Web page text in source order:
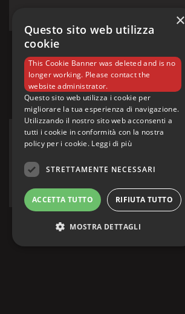
17 18
24 25 26 27
1 2 3
×
Questo sito web utilizza
cookie
This Cookie Banner was deleted and is no
longer working. Please contact the
website administrator.
Questo sito web utilizza i cookie per
migliorare la tua esperienza di navigazione.
Utilizzando il nostro sito web acconsenti a
tutti i cookie in conformità con la nostra
policy per i cookie. Leggi di più
STRETTAMENTE NECESSARI
ACCETTA TUTTO RIFIUTA TUTTO
MOSTRA DETTAGLI